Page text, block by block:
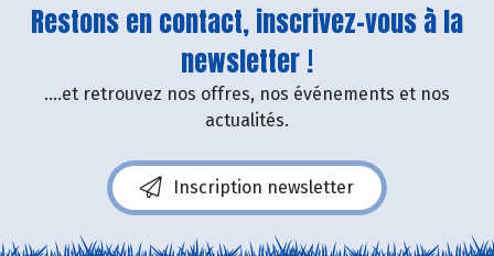
Restons en contact, inscrivez-vous à la
newsletter !
....et retrouvez nos offres, nos événements et nos
actualités.
Inscription newsletter